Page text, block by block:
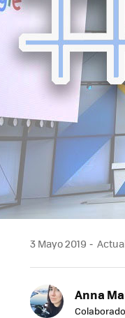
3 Mayo 2019
Anna